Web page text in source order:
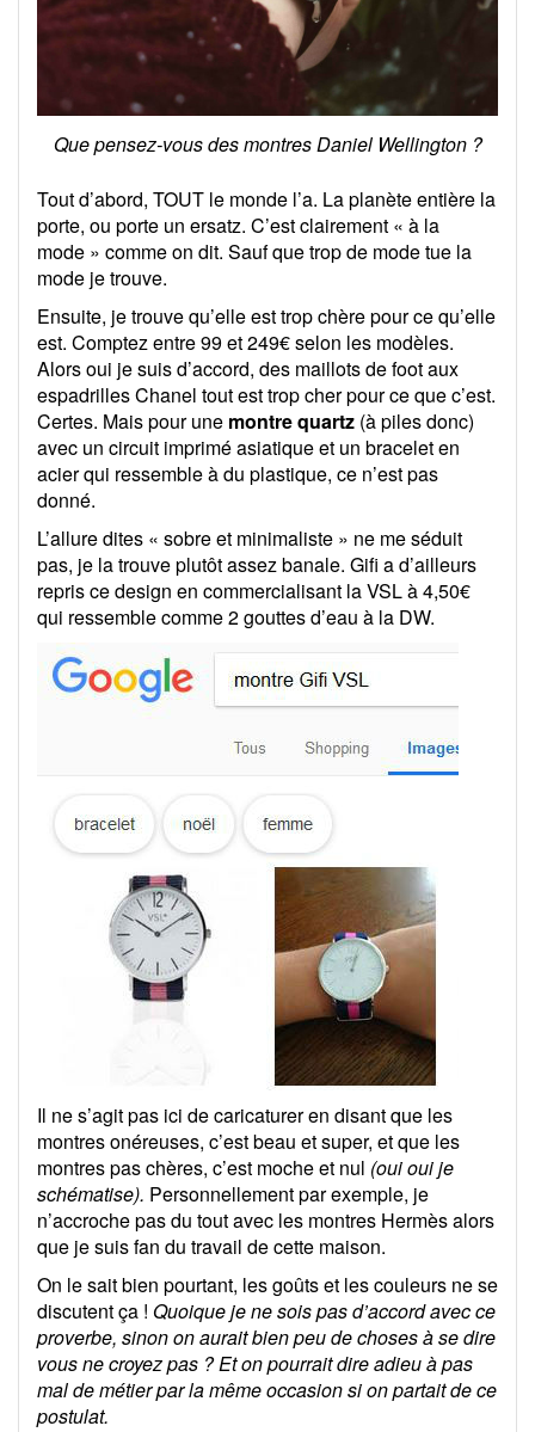
Que pensez-vous des montres Daniel Wellington ?
Tout d’abord, TOUT le monde l’a. La planète entière la
porte, ou porte un ersatz. C’est clairement « à la
mode » comme on dit. Sauf que trop de mode tue la
mode je trouve.
Ensuite, je trouve qu’elle est trop chère pour ce qu’elle
est. Comptez entre 99 et 249€ selon les modèles.
Alors oui je suis d’accord, des maillots de foot aux
espadrilles Chanel tout est trop cher pour ce que c’est.
Certes. Mais pour une montre quartz (à piles donc)
avec un circuit imprimé asiatique et un bracelet en
acier qui ressemble à du plastique, ce n’est pas
donné.
L’allure dites « sobre et minimaliste » ne me séduit
pas, je la trouve plutôt assez banale. Gifi a d’ailleurs
repris ce design en commercialisant la VSL à 4,50€
qui ressemble comme 2 gouttes d’eau à la DW.
Il ne s’agit pas ici de caricaturer en disant que les
montres onéreuses, c’est beau et super, et que les
montres pas chères, c’est moche et nul (oui oui je
schématise). Personnellement par exemple, je
n’accroche pas du tout avec les montres Hermès alors
que je suis fan du travail de cette maison.
On le sait bien pourtant, les goûts et les couleurs ne se
discutent ça ! Quoique je ne sois pas d’accord avec ce
proverbe, sinon on aurait bien peu de choses à se dire
vous ne croyez pas ?Et on pourrait dire adieu à pas
mal de métier par la même occasion si on partait de ce
postulat.